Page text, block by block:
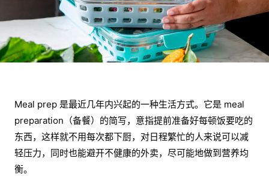
Meal prep 是最近几年内兴起的一种生活方式。它是 meal
preparation（备餐）的简写，意指提前准备好每顿饭要吃的
东西，这样就不用每次都下厨，对日程繁忙的人来说可以减
轻压力，同时也能避开不健康的外卖，尽可能地做到营养均
衡。